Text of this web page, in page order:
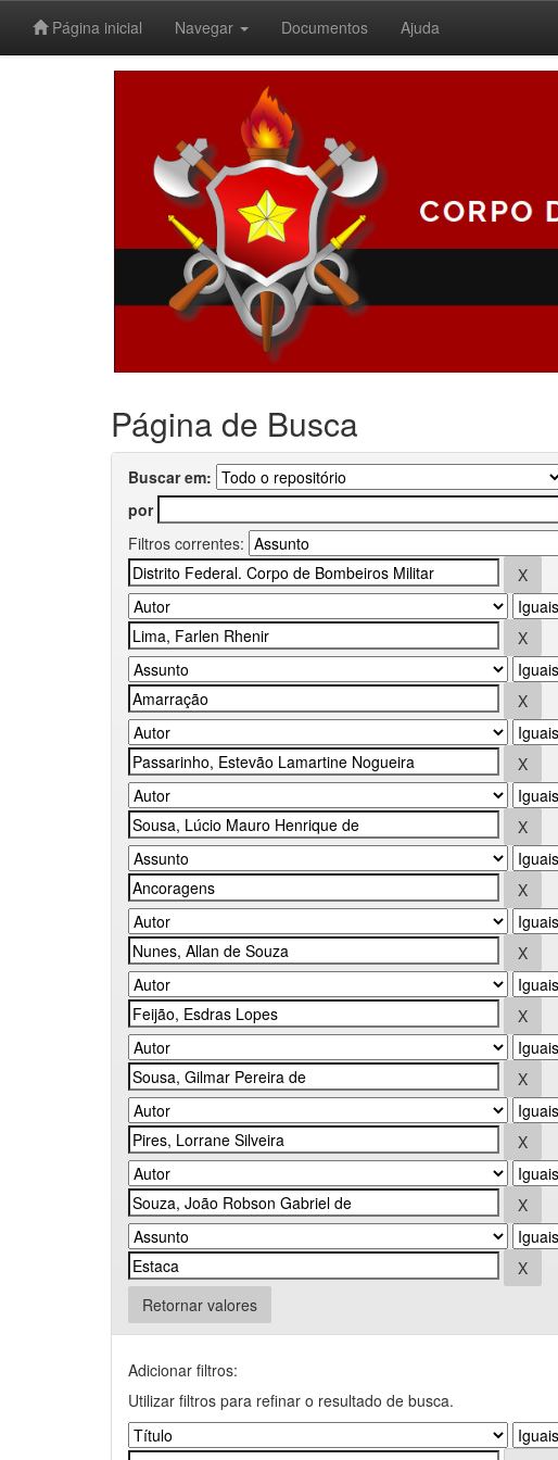
Página inicial Navegar Documentos Ajuda
Página de Busca
Buscar em:
por
Filtros correntes:
Retornar valores
Adicionar filtros:
Utilizar filtros para refinar o resultado de busca.